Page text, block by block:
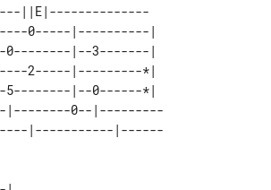
||E|--------------
0-----|----------|
0--------|--3-------|
2-----|---------*|
5--------|--0------*|
|--------0--|---------